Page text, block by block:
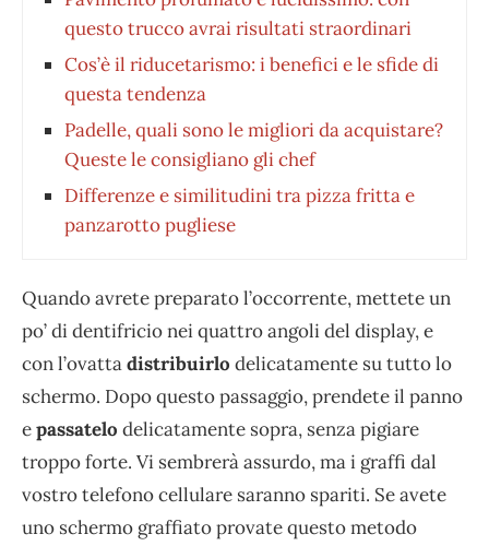
questo trucco avrai risultati straordinari
Cos’è il riducetarismo: i benefici e le sfide di
questa tendenza
Padelle, quali sono le migliori da acquistare?
Queste le consigliano gli chef
Differenze e similitudini tra pizza fritta e
panzarotto pugliese
Quando avrete preparato l’occorrente, mettete un
po’ di dentifricio nei quattro angoli del display, e
con l’ovattadistribuirlo delicatamente su tutto lo
schermo. Dopo questo passaggio, prendete il panno
epassatelo delicatamente sopra, senza pigiare
troppo forte. Vi sembrerà assurdo, ma i graffi dal
vostro telefono cellulare saranno spariti. Se avete
uno schermo graffiato provate questo metodo